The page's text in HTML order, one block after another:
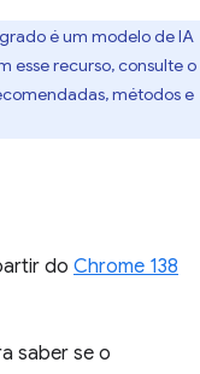
é um modelo de IA
esse recurso, consulte o
métodos e
do Chrome 138
saber se o